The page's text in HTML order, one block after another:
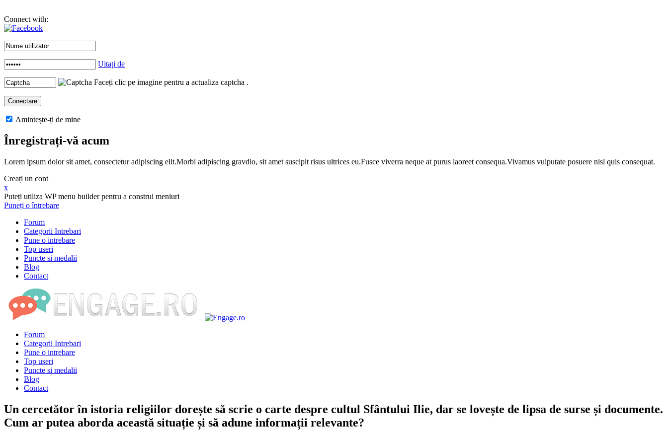
Connect with:
Uitați de
Faceți clic pe imagine pentru a actualiza captcha .
Amintește-ți de mine
Înregistrați-vă acum
Lorem ipsum dolor sit amet, consectetur adipiscing elit.Morbi adipiscing gravdio, sit amet suscipit risus ultrices eu.Fusce viverra neque at purus laoreet consequa.Vivamus vulputate posuere nisl quis consequat.
Creați un cont
x
Puteți utiliza WP menu builder pentru a construi meniuri
Puneți o întrebare
Forum
Categorii Intrebari
Pune o intrebare
Top useri
Puncte si medalii
Blog
Contact
Forum
Categorii Intrebari
Pune o intrebare
Top useri
Puncte si medalii
Blog
Contact
Un cercetător în istoria religiilor dorește să scrie o carte despre cultul Sfântului Ilie, dar se lovește de lipsa de surse și documente.
Cum ar putea aborda această situație și să adune informații relevante?